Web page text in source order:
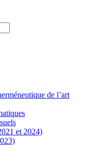
de l’art
et 2024)